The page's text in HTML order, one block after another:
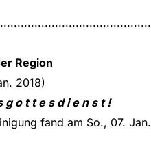
Region
2018)
o t t e s d i e n s t !
fand am So., 07.